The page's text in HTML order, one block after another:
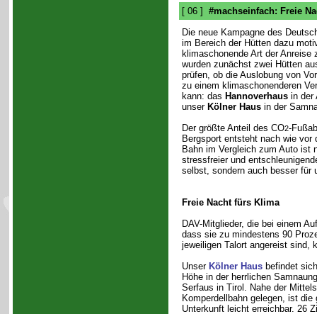
[ 06 ] #machseinfach: Freie
Die neue Kampagne des
im Bereich der Hütten dazu
klimaschonende Art der Anreise
wurden zunächst zwei Hütten
prüfen, ob die Auslobung von
zu einem klimaschonenderen
kann: das Hannoverhausin der
unser Kölner Hausin der
Der größte Anteil des CO2-
Bergsport entsteht nach wie vor
Bahn im Vergleich zum Auto ist
stressfreier und
selbst, sondern auch besser für
Freie Nacht fürs Klima
DAV-Mitglieder, die bei einem
dass sie zu mindestens 90
jeweiligen Talort angereist sind,
Unser Kölner Hausbefindet
Höhe in der herrlichen
Serfaus in Tirol. Nahe der
Komperdellbahn gelegen, ist die
Unterkunft leicht erreichbar. 26